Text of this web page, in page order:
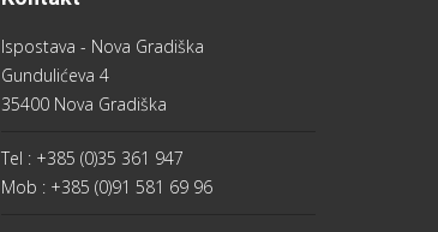
Ispostava - Nova Gradiška
Gundulićeva 4
35400 Nova Gradiška
Tel : +385 (0)35 361 947
Mob : +385 (0)91 581 69 96